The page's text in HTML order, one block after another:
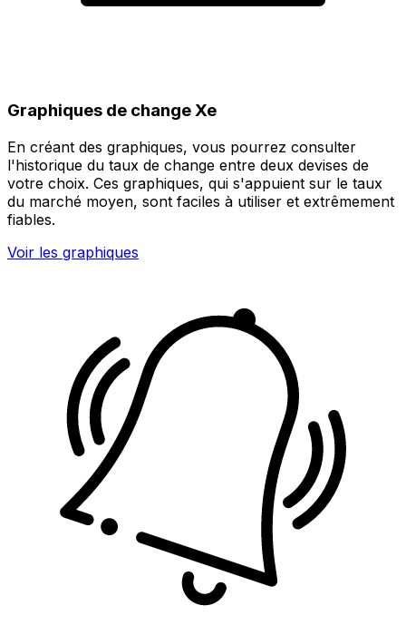
Graphiques de change Xe
En créant des graphiques, vous pourrez consulter
l'historique du taux de change entre deux devises de
votre choix. Ces graphiques, qui s'appuient sur le taux
du marché moyen, sont faciles à utiliser et extrêmement
fiables.
Voir les graphiques